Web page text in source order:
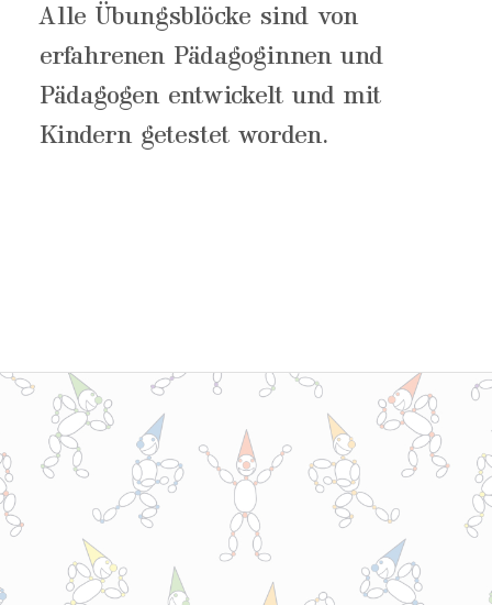
Alle Übungsblöcke sind von
erfahrenen Pädagoginnen und
Pädagogen entwickelt und mit
Kindern getestet worden.